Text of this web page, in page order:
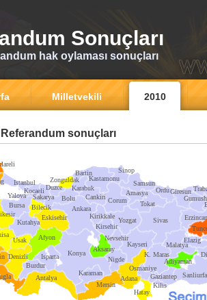
Sonuçları
hak oylaması sonuçları
Milletvekili 2010
sonuçları
Ankara
Bursa
Istanbul
Kocaeli
Sakarya
Zonguldak
Bolu
Bilecik
Eskisehir
Kutahya
Denizli
Burdur
Usak Afyon
Isparta
Antalya
Konya
Mersin
Kirsehir
Cankiri
Kastamonu
Sinop
Corum
Yozgat
Nevsehir
Nigde
Adana
Hatay
K. Maras
Kayseri
Sivas
Tokat
Amasya
Samsun
OrduGiresun
Erzincan
Malatya
Gaziantep Sanliurfa
Adiyaman
Elazig
Kirikkale
Karaman
Aksaray
Kilis
Duzce Karabuk
Bartin
Osmaniye
Yalova